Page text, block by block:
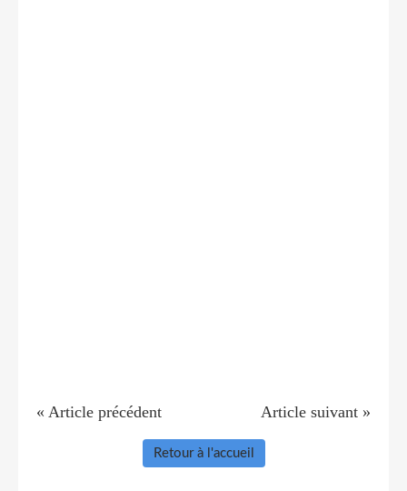
« Article précédent Article suivant »
Retour à l'accueil